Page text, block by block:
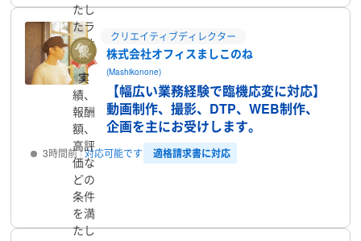
たし
たラ
ンサ
ーで
す
クリエイティブディレクター
株式会社オフィスましこのね
(Mashikonone)
【幅広い業務経験で臨機応変に対応】
動画制作、撮影、DTP、WEB制作、
企画を主にお受けします。
3時間前 対応可能です 適格請求書に対応
実
績、
報酬
額、
高評
価な
どの
条件
を満
たし